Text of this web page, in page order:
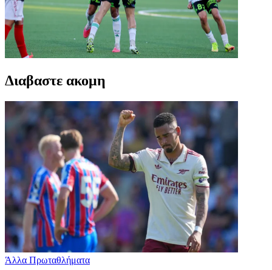
Διαβαστε ακομη
Άλλα Πρωταθλήματα